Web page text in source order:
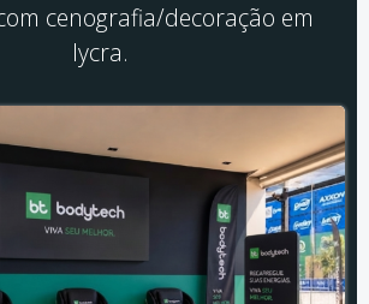
cenografia/decoração em
lycra.